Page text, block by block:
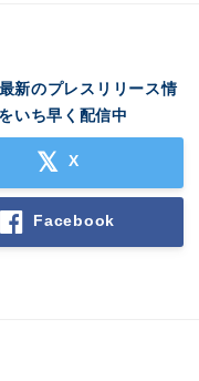
新のプレスリリース情
いち早く配信中
X
Facebook